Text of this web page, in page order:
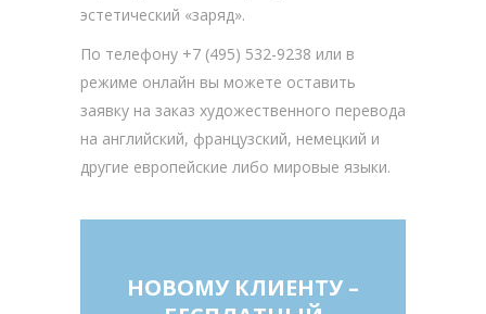
эстетический «заряд».
По телефону +7 (495) 532-9238 или в
режиме онлайн вы можете оставить
заявку на заказ художественного перевода
на английский, французский, немецкий и
другие европейские либо мировые языки.
НОВОМУ КЛИЕНТУ –